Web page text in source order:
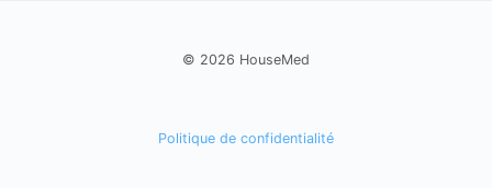
© 2026 HouseMed
Politique de confidentialité